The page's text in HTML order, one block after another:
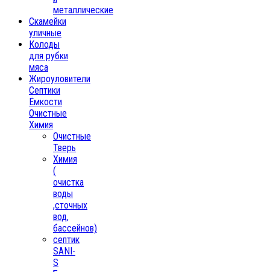
металлические
Скамейки
уличные
Колоды
для рубки
мяса
Жироуловители
Септики
Ёмкости
Очистные
Химия
Очистные
Тверь
Химия
(
очистка
воды
,сточных
вод,
бассейнов)
септик
SANI-
S